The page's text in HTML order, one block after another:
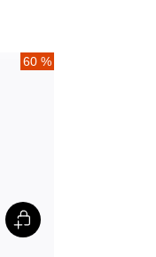
60 %